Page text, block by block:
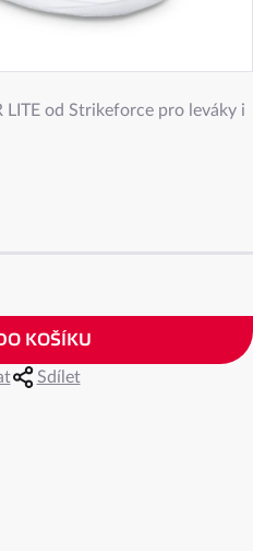
KOŠÍKU
LITE od Strikeforce pro leváky i
Sdílet